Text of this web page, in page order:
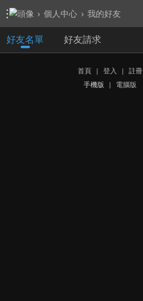
› 個人中心 › 我的好友
好友名單 好友請求
首頁 | 登入 |
註冊
手機版
| 電腦版